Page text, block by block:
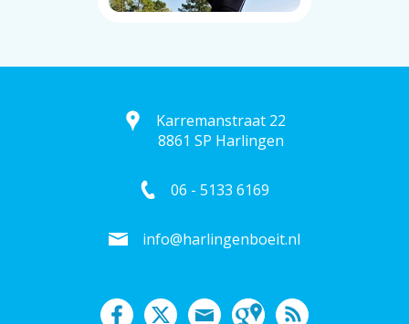
Karremanstraat 22
8861 SP Harlingen
06 - 5133 6169
info@harlingenboeit.nl